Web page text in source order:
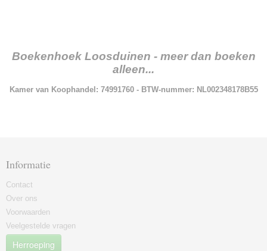
Boekenhoek Loosduinen - meer dan boeken
alleen...
Kamer van Koophandel: 74991760 - BTW-nummer: NL002348178B55
Informatie
Contact
Over ons
Voorwaarden
Veelgestelde vragen
Herroeping